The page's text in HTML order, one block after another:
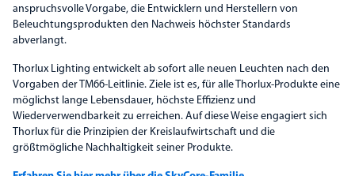
anspruchsvolle Vorgabe, die Entwicklern und Herstellern von
Beleuchtungsprodukten den Nachweis höchster Standards
abverlangt.
Thorlux Lighting entwickelt ab sofort alle neuen Leuchten nach den
Vorgaben der TM66-Leitlinie. Ziele ist es, für alle Thorlux-Produkte eine
möglichst lange Lebensdauer, höchste Effizienz und
Wiederverwendbarkeit zu erreichen. Auf diese Weise engagiert sich
Thorlux für die Prinzipien der Kreislaufwirtschaft und die
größtmögliche Nachhaltigkeit seiner Produkte.